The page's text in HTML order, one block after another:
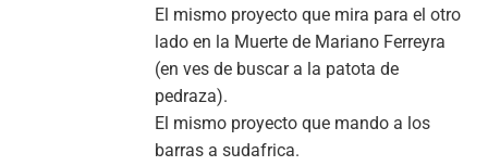
El mismo proyecto que mira para el otro
lado en la Muerte de Mariano Ferreyra
(en ves de buscar a la patota de
pedraza).
El mismo proyecto que mando a los
barras a sudafrica.